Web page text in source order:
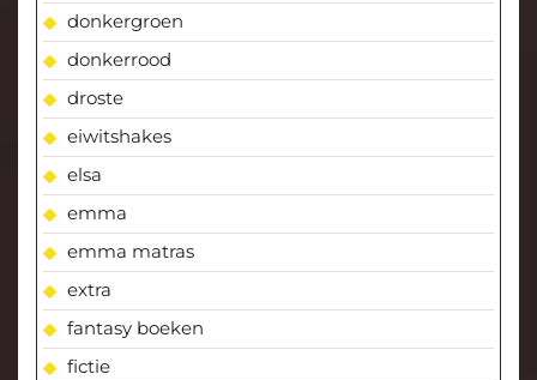
donkergroen
donkerrood
droste
eiwitshakes
elsa
emma
emma matras
extra
fantasy boeken
fictie